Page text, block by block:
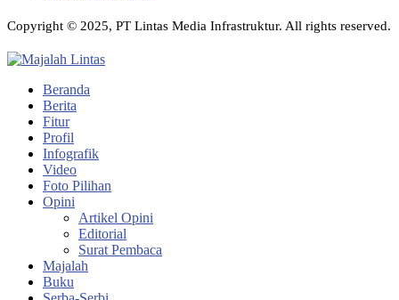
Copyright © 2025, PT Lintas Media Infrastruktur. All rights reserved.
Beranda
Berita
Fitur
Profil
Infografik
Video
Foto Pilihan
Opini
Artikel Opini
Editorial
Surat Pembaca
Majalah
Buku